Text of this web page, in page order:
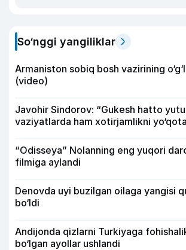
So‘nggi yangiliklar
Armaniston sobiq bosh vazirining
(video)
Javohir Sindorov: “Gukesh hatto
vaziyatlarda ham xotirjamlikni
“Odisseya” Nolanning eng yuqori
filmiga aylandi
Denovda uyi buzilgan oilaga yangisi
bo‘ldi
Andijonda qizlarni Turkiyaga
bo‘lgan ayollar ushlandi